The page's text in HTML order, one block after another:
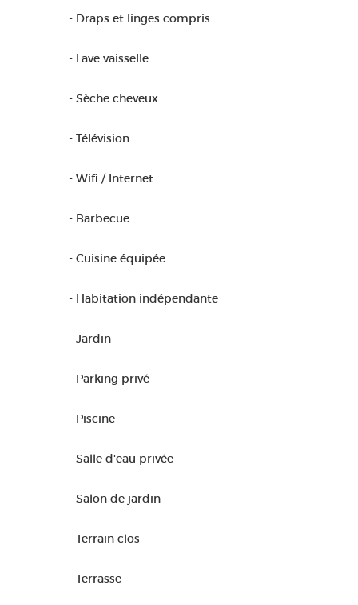
- Draps et linges compris
- Lave vaisselle
- Sèche cheveux
- Télévision
- Wifi / Internet
- Barbecue
- Cuisine équipée
- Habitation indépendante
- Jardin
- Parking privé
- Piscine
- Salle d'eau privée
- Salon de jardin
- Terrain clos
- Terrasse